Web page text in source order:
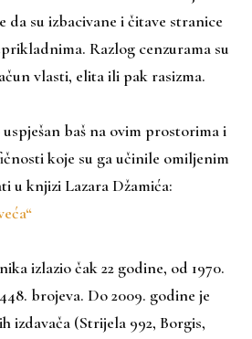
da su izbacivane i čitave stranice
Razlog cenzurama su
vlasti, elita ili pak rasizma.
baš na ovim prostorima i
koje su ga učinile omiljenim
u knjizi Lazara Džamića:
izlazio čak 22 godine, od 1970.
brojeva. Do 2009. godine je
izdavača (Strijela 992, Borgis,